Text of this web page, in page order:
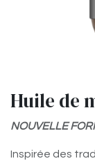
Huile de
NOUVELLE
Inspirée des